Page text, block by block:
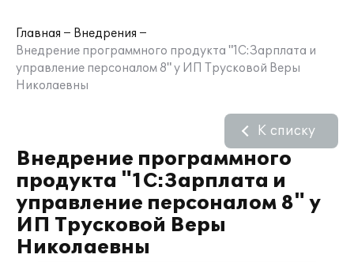
Главная
Внедрения
Внедрение программного продукта "1С:Зарплата и
управление персоналом 8" у ИП Трусковой Веры
Николаевны
Внедрение программного
продукта "1С:Зарплата и
управление персоналом 8" у
ИП Трусковой Веры
Николаевны
К списку